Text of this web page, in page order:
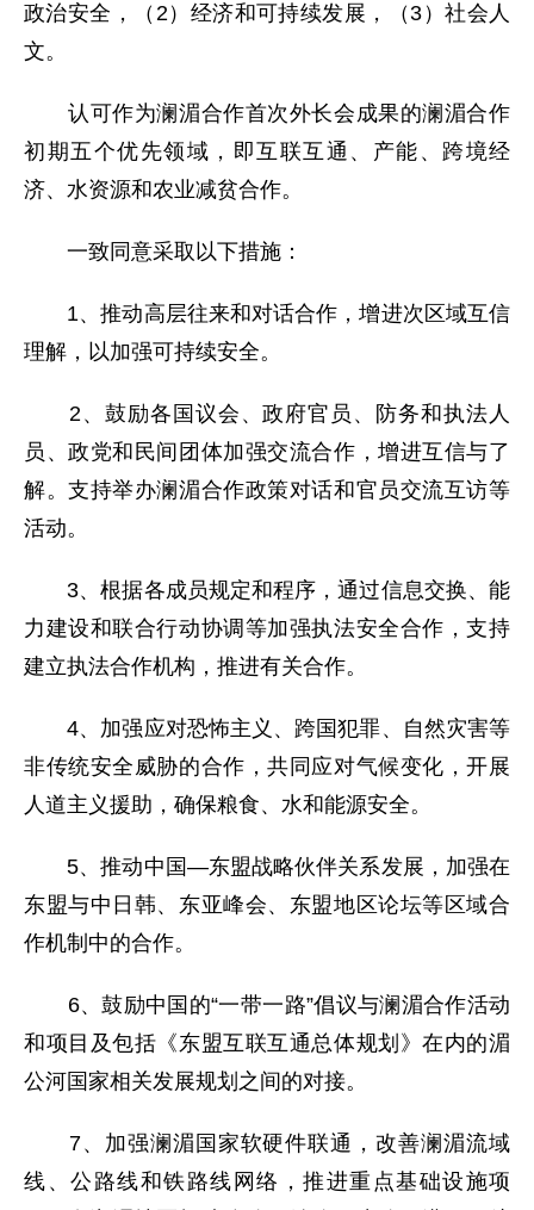
政治安全，（2）经济和可持续发展，（3）社会人
文。
认可作为澜湄合作首次外长会成果的澜湄合作
初期五个优先领域，即互联互通、产能、跨境经
济、水资源和农业减贫合作。
一致同意采取以下措施：
1、推动高层往来和对话合作，增进次区域互信
理解，以加强可持续安全。
2、鼓励各国议会、政府官员、防务和执法人
员、政党和民间团体加强交流合作，增进互信与了
解。支持举办澜湄合作政策对话和官员交流互访等
活动。
3、根据各成员规定和程序，通过信息交换、能
力建设和联合行动协调等加强执法安全合作，支持
建立执法合作机构，推进有关合作。
4、加强应对恐怖主义、跨国犯罪、自然灾害等
非传统安全威胁的合作，共同应对气候变化，开展
人道主义援助，确保粮食、水和能源安全。
5、推动中国—东盟战略伙伴关系发展，加强在
东盟与中日韩、东亚峰会、东盟地区论坛等区域合
作机制中的合作。
6、鼓励中国的“一带一路”倡议与澜湄合作活动
和项目及包括《东盟互联互通总体规划》在内的湄
公河国家相关发展规划之间的对接。
7、加强澜湄国家软硬件联通，改善澜湄流域
线、公路线和铁路线网络，推进重点基础设施项